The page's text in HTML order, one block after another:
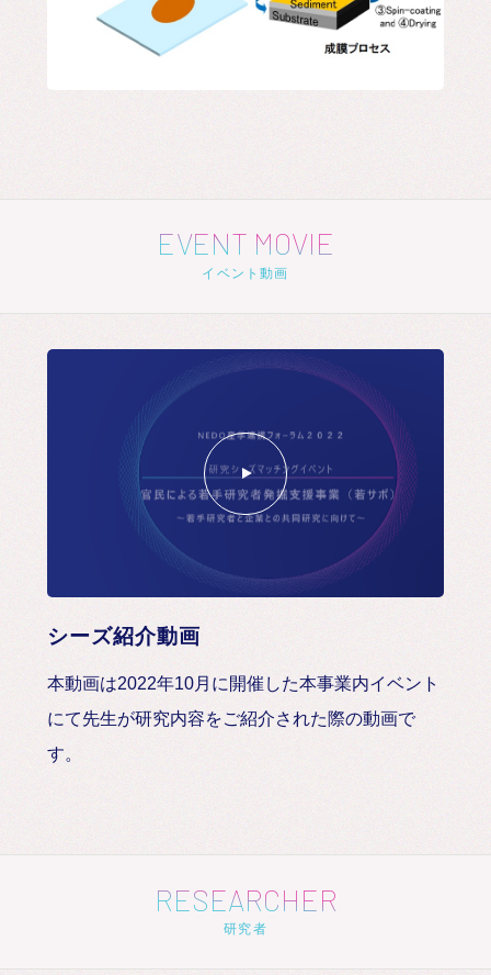
EVENT MOVIE
イベント動画
シーズ紹介動画
本動画は2022年10月に開催した本事業内イベント
にて先生が研究内容をご紹介された際の動画で
す。
RESEARCHER
研究者